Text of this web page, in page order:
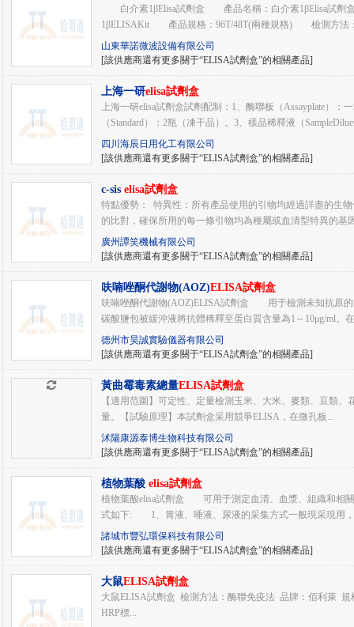
白介素1βElisa試劑盒 產品名稱：白介素1βElisa試劑
1βELISAKit 產品規格：96T/48T(兩種規格) 檢測方法
山東華諾微波設備有限公司
[該供應商還有更多關于“ELISA試劑盒”的相關產品]
上海一研elisa試劑盒
上海一研elisa試劑盒試劑配制：1、酶聯板（Assayplate）：
（Standard）：2瓶（凍干品）。3、樣品稀釋液（
四川海辰日用化工有限公司
[該供應商還有更多關于“ELISA試劑盒”的相關產品]
c-sis elisa試劑盒
特點優勢： 特異性：所有產品使用的引物均經過詳盡的生
的比對，確保所用的每一條引物均為種屬或血清型特異的基
廣州譚笑機械有限公司
[該供應商還有更多關于“ELISA試劑盒”的相關產品]
呋喃唑酮代謝物(AOZ)ELISA試劑盒
呋喃唑酮代謝物(AOZ)ELISA試劑盒 用于檢測未知抗原
碳酸鹽包被緩沖液將抗體稀釋至蛋白質含量為1～10μg/ml。
德州市昊誠實驗儀器有限公司
[該供應商還有更多關于“ELISA試劑盒”的相關產品]
黃曲霉毒素總量ELISA試劑盒
【適用范圍】可定性、定量檢測玉米、大米、麥類、豆類
量。【試驗原理】本試劑盒采用競爭ELISA，在微孔板...
沭陽康源泰博生物科技有限公司
[該供應商還有更多關于“ELISA試劑盒”的相關產品]
植物葉酸 elisa試劑盒
植物葉酸elisa試劑盒 可用于測定血清、血漿、組織和相
式如下: 1、胃液、唾液、尿液的采集方式一般現采現用
諸城市豐弘環保科技有限公司
[該供應商還有更多關于“ELISA試劑盒”的相關產品]
大鼠ELISA試劑盒
大鼠ELISA試劑盒 檢測方法：酶聯免疫法 品牌：佰利萊 規
HRP標...